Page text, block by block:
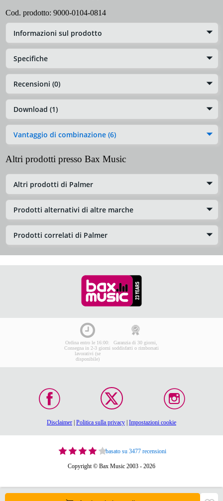
Cod. prodotto: 9000-0104-0814
Informazioni sul prodotto
Specifiche
Recensioni (0)
Download (1)
Vantaggio di combinazione (6)
Altri prodotti presso Bax Music
Altri prodotti di Palmer
Prodotti alternativi di altre marche
Prodotti correlati di Palmer
Ordina entro le 16:00:
Consegna in 2-3 giorni
lavorativi (se
disponibile)
Garanzia di 30 giorni,
soddisfatti o rimborsati
Disclaimer Politica sulla privacy Impostazioni cookie
basato su 3477 recensioni
Copyright © Bax Music 2003 - 2026